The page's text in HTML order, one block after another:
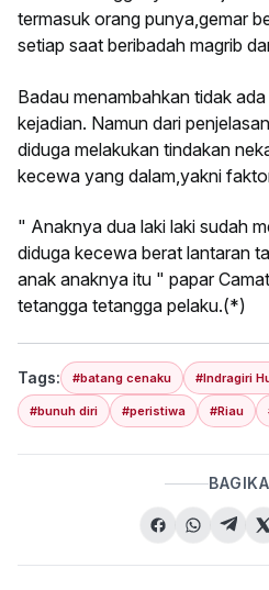
termasuk orang punya,gemar
setiap saat beribadah magrib
Badau menambahkan tidak
kejadian. Namun dari
diduga melakukan tindakan
kecewa yang dalam,yakni
" Anaknya dua laki laki sudah
diduga kecewa berat lantaran
anak anaknya itu " papar
tetangga tetangga pelaku.(*)
Tags: #batang cenaku #Indragiri
#bunuh diri #peristiwa #Riau